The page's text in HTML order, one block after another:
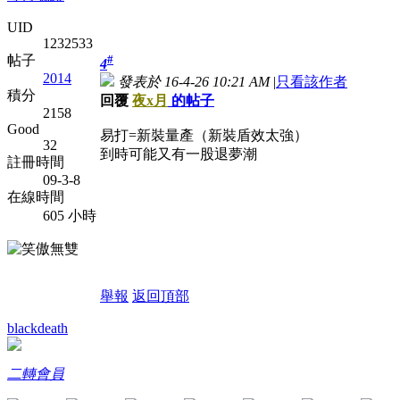
UID
1232533
帖子
2014
積分
2158
Good
32
註冊時間
09-3-8
在線時間
605 小時
4#
發表於 16-4-26 10:21 AM |只看該作者
回覆 夜x月 的帖子
易打=新裝量產（新裝盾效太強）
到時可能又有一股退夢潮
舉報 返回頂部
blackdeath
二轉會員